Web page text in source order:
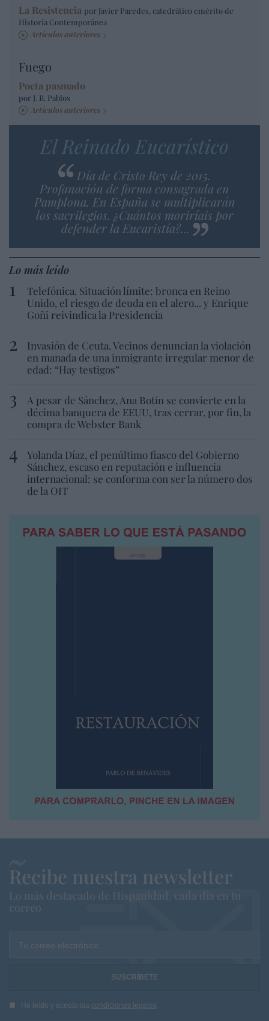
La Resistencia por Javier Paredes, catedrático emérito de
Historia Contemporánea
Artículos anteriores
Fuego
Poeta pasmado
por J. R. Pablos
Artículos anteriores
El Reinado Eucarístico
Día de Cristo Rey de 2015.
Profanación de forma consagrada en
Pamplona. En España se multiplicarán
los sacrilegios. ¿Cuántos moriríais por
defender la Eucaristía?...
Lo más leído
Telefónica. Situación límite: bronca en Reino
Unido, el riesgo de deuda en el alero... y Enrique
Goñi reivindica la Presidencia
Invasión de Ceuta. Vecinos denuncian la violación
en manada de una inmigrante irregular menor de
edad: “Hay testigos”
A pesar de Sánchez, Ana Botín se convierte en la
décima banquera de EEUU, tras cerrar, por fin, la
compra de Webster Bank
Yolanda Díaz, el penúltimo fiasco del Gobierno
Sánchez, escaso en reputación e influencia
internacional: se conforma con ser la número dos
de la OIT
Recibe nuestra newsletter
Lo más destacado de Hispanidad, cada dia en tu
correo
Tu correo electrónico...
He leído y acepto las condiciones legales